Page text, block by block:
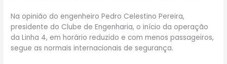
Na opinião do engenheiro Pedro Celestino Pereira,
presidente do Clube de Engenharia, o início da operação
da Linha 4, em horário reduzido e com menos passageiros,
segue as normais internacionais de segurança.